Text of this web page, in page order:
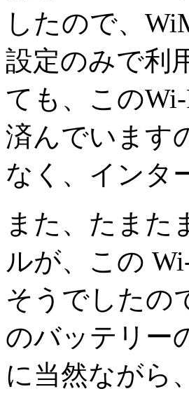
したので、
設定のみで利
ても、この
済んでいます
なく、インタ
また、たまた
ルが、この
そうでしたの
のバッテリー
に当然ながら